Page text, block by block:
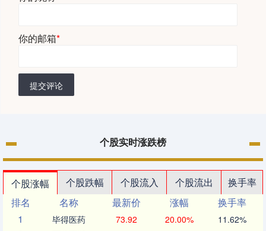
你的邮箱*
提交评论
个股实时涨跌榜
个股涨幅 个股跌幅 个股流入 个股流出
换手率
排名
名称 最新价 涨幅
换手率
1
毕得医药 73.92 20.00% 11.62%